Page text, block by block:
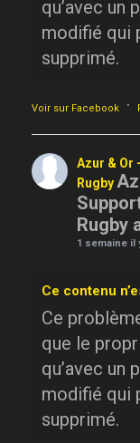
qu’avec un
modifié qui
supprimé.
Voir sur Facebook ·
Azur & Or
Rugby
Rugby
1 semaine il
Ce contenu
Ce
que le
qu’avec un
modifié qui
supprimé.